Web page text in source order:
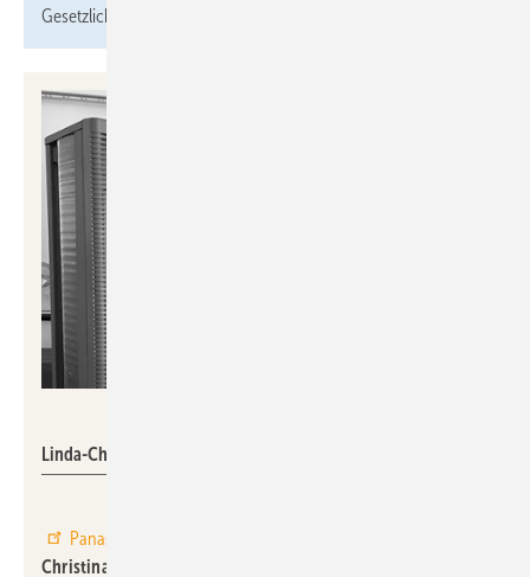
Gesetzlichen Unfallversicherung (DGUV) e.V. tätig.
Linda-Christina Sauter
Panasonic Heating & Cooling Solutions Europe
Christina Sauter